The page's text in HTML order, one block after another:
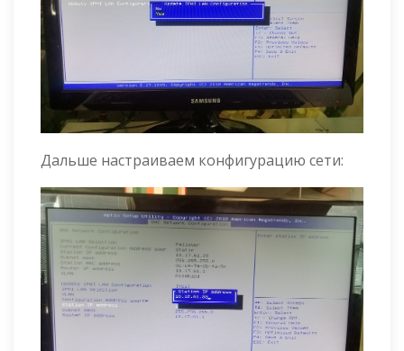
Дальше настраиваем конфигурацию сети: